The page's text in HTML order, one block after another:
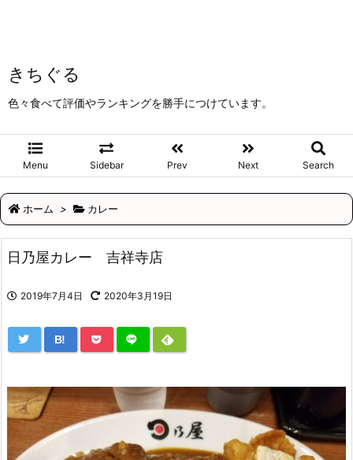
きちぐる
色々食べて評価やランキングを勝手につけています。
Menu Sidebar Prev Next Search
ホーム > カレー
日乃屋カレー 吉祥寺店
2019年7月4日 2020年3月19日
B!